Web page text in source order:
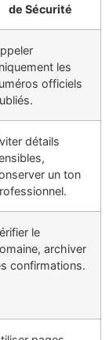
de Sécurité
les
officiels
détails
un ton
le
archiver
confirmations.